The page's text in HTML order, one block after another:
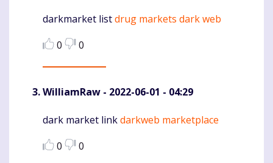
Komentaras
darkmarket listdrug markets dark web
0
0
WilliamRaw - 2022-06-01 - 04:29
Komentaras
dark market linkdarkweb marketplace
0
0